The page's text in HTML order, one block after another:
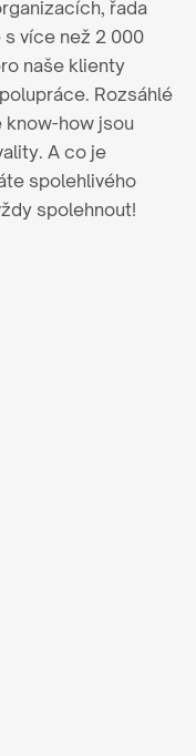
řada
více než 2 000
naše klienty
Rozsáhlé
how jsou
A co je
spolehlivého
spolehnout!